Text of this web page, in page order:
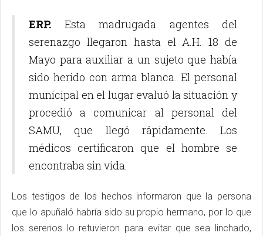
ERP. Esta madrugada agentes del
serenazgo llegaron hasta el A.H. 18 de
Mayo para auxiliar a un sujeto que había
sido herido con arma blanca. El personal
municipal en el lugar evaluó la situación y
procedió a comunicar al personal del
SAMU, que llegó rápidamente. Los
médicos certificaron que el hombre se
encontraba sin vida.
Los testigos de los hechos informaron que la persona
que lo apuñaló habría sido su propio hermano, por lo que
los serenos lo retuvieron para evitar que sea linchado,